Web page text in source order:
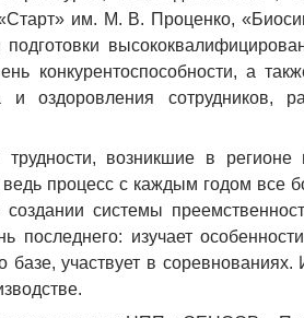
им. М. В. Проценко,
конкурентоспособности, а
оздоровления сотрудников,
возникшие в
процесс с каждым годом
системы
изучает
участвует в